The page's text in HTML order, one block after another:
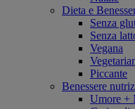
Dieta e
Senza
Senza
Vegana
Piccante
Benessere
Umore +